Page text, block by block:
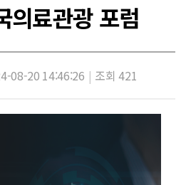
료관광 포럼
08-20 14:46:26 | 조회 421